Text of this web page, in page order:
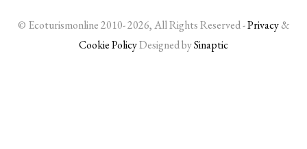
© Ecoturismonline 2010- 2026, All Rights Reserved -Privacy&
Cookie PolicyDesigned bySinaptic